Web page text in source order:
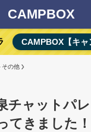
CAMPBOX
CAMPBOX【キャ
その他
チャットパ
てきました！